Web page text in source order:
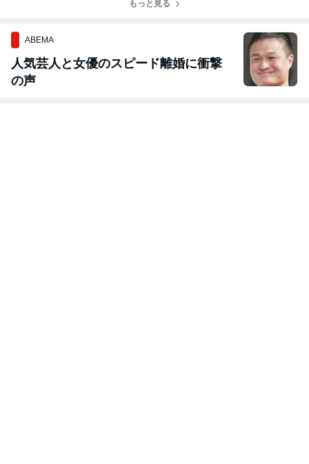
もっと見る
ABEMA
人気芸人と女優のスピード離婚に衝撃
の声